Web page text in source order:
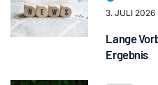
3. JULI 2026
Lange
Ergebnis